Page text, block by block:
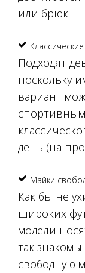
или брюк.
Подходят
поскольку
вариант
день (на
Майки
Как бы не
широких
модели
так
свободную